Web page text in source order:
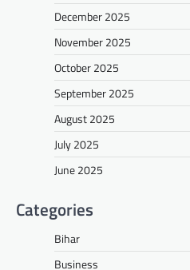
December 2025
November 2025
October 2025
September 2025
August 2025
July 2025
June 2025
Categories
Bihar
Business